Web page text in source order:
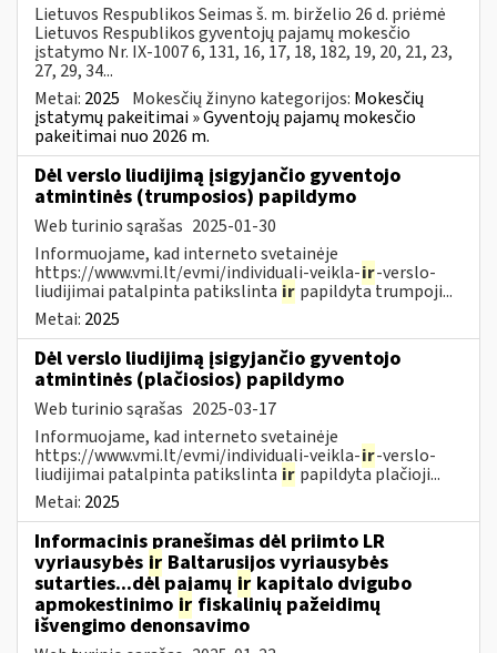
Lietuvos Respublikos Seimas š. m. birželio 26 d. priėmė
Lietuvos Respublikos gyventojų pajamų mokesčio
įstatymo Nr. IX-1007 6, 131, 16, 17, 18, 182, 19, 20, 21, 23,
27, 29, 34...
Metai: 2025 Mokesčių žinyno kategorijos: Mokesčių
įstatymų pakeitimai » Gyventojų pajamų mokesčio
pakeitimai nuo 2026 m.
Dėl verslo liudijimą įsigyjančio gyventojo
atmintinės (trumposios) papildymo
Web turinio sąrašas 2025-01-30
Informuojame, kad interneto svetainėje
https://www.vmi.lt/evmi/individuali-veikla-ir-verslo-
liudijimai patalpinta patikslinta ir papildyta trumpoji...
Metai: 2025
Dėl verslo liudijimą įsigyjančio gyventojo
atmintinės (plačiosios) papildymo
Web turinio sąrašas 2025-03-17
Informuojame, kad interneto svetainėje
https://www.vmi.lt/evmi/individuali-veikla-ir-verslo-
liudijimai patalpinta patikslinta ir papildyta plačioji...
Metai: 2025
Informacinis pranešimas dėl priimto LR
vyriausybės ir Baltarusijos vyriausybės
sutarties...dėl pajamų ir kapitalo dvigubo
apmokestinimo ir fiskalinių pažeidimų
išvengimo denonsavimo